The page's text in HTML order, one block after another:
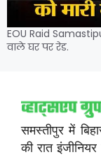
EOU Raid
वाले घर पर रेड.
समस्तीपुर में
की रात इंजीनियर